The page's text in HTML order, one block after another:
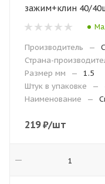
зажим+клин 40/
Производитель —
Страна-
Размер мм
—
1.5
Штук в упаковке
—
Наименование
—
219₽/шт